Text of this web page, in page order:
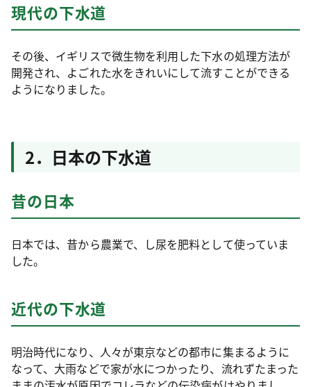
現代の下水道
その後、イギリスで微生物を利用した下水の処理方法が
開発され、よごれた水をきれいにして流すことができる
ようになりました。
2．日本の下水道
昔の日本
日本では、昔から農業で、し尿を肥料として使っていま
した。
近代の下水道
明治時代になり、人々が東京などの都市に集まるように
なって、大雨などで家が水につかったり、流れずたまった